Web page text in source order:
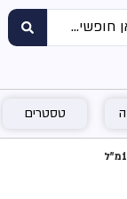
טסטרים